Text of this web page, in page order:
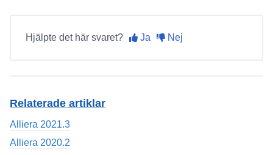
Hjälpte det här svaret? Ja Nej
Relaterade artiklar
Alliera 2021.3
Alliera 2020.2